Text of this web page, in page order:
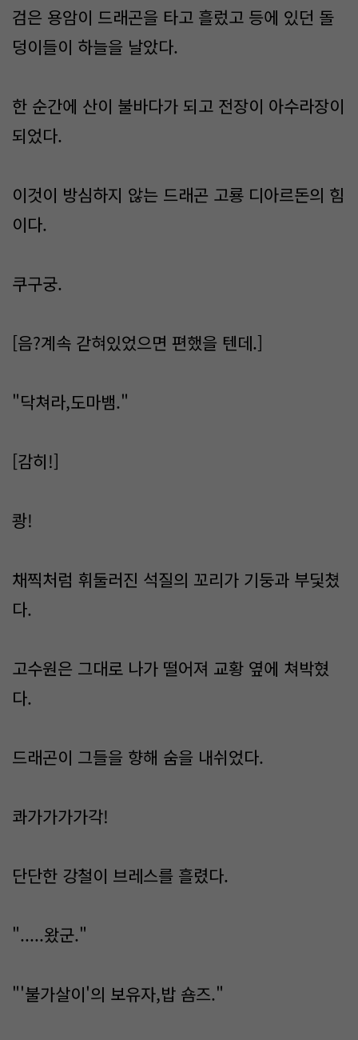
검은 용암이 드래곤을 타고 흘렀고 등에 있던 돌
덩이들이 하늘을 날았다.
한 순간에 산이 불바다가 되고 전장이 아수라장이
되었다.
이것이 방심하지 않는 드래곤 고룡 디아르돈의 힘
이다.
쿠구궁.
[음?계속 갇혀있었으면 편했을 텐데.]
"닥쳐라,도마뱀."
[감히!]
쾅!
채찍처럼 휘둘러진 석질의 꼬리가 기둥과 부딫쳤
다.
고수원은 그대로 나가 떨어져 교황 옆에 쳐박혔
다.
드래곤이 그들을 향해 숨을 내쉬었다.
콰가가가가각!
단단한 강철이 브레스를 흘렸다.
".....왔군."
"'불가살이'의 보유자,밥 숌즈."